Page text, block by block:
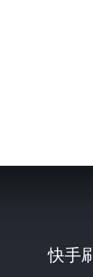
快手